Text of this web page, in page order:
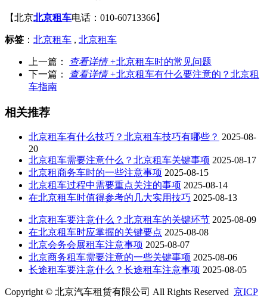
【北京北京租车电话：010-60713366】
标签 ： 北京租车 , 北京租车
上一篇： 查看详情 +北京租车时的常见问题
下一篇：
查看详情 +北京租车有什么要注意的？北京租
车指南
相关推荐
北京租车有什么技巧？北京租车技巧有哪些？ 2025-08-
20
北京租车需要注意什么？北京租车关键事项 2025-08-17
北京租商务车时的一些注意事项 2025-08-15
北京租车过程中需要重点关注的事项 2025-08-14
在北京租车时值得参考的几大实用技巧 2025-08-13
北京租车要注意什么？北京租车的关键环节 2025-08-09
在北京租车时应掌握的关键要点 2025-08-08
北京会务会展租车注意事项 2025-08-07
北京商务租车需要注意的一些关键事项 2025-08-06
长途租车要注意什么？长途租车注意事项 2025-08-05
Copyright © 北京汽车租赁有限公司 All Rights Reserved 京ICP